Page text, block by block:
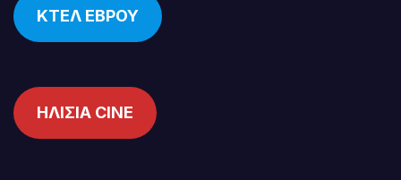
ΚΤΕΛ ΕΒΡΟΥ
ΗΛΙΣΙΑ CINE